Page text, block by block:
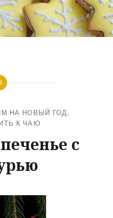
НА НОВЫЙ ГОД,
К ЧАЮ
с